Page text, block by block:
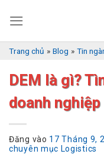
qua
dungTrang chủ » Blog » Tin
DEM là gì?
doanh
Đăng vào 17 Tháng 9,
chuyên mục Logistics